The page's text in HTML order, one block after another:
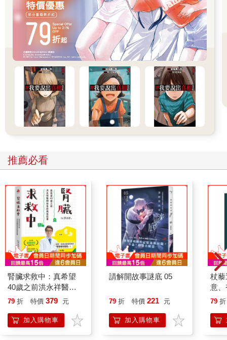
推薦必看
腎臟求救中：真希望
40歲之前洪永祥醫師
就告訴我這些事
79 折 特價 379 元
加入購物車
請解開故事謎底 05
79 折 特價 221 元
加入購物車
杖
意
恭
79 折